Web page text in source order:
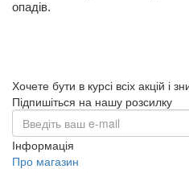
опадів.
Хочете бути в курсі всіх акцій і
Підпишіться на нашу розсилку
Інформація
Про магазин